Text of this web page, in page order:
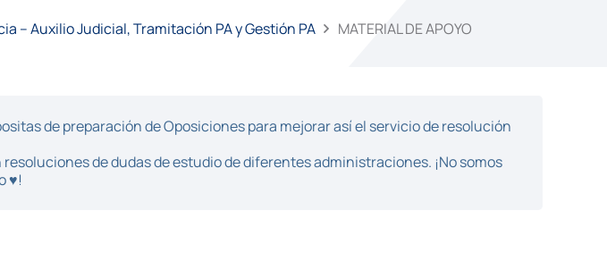
– Auxilio Judicial, Tramitación PA y Gestión PA MATERIAL DE APOYO
de preparación de Oposiciones para mejorar así el servicio de resolución
de dudas de estudio de diferentes administraciones. ¡No somos
♥!